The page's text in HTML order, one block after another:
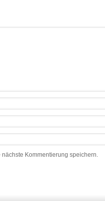
Kommentierung speichern.